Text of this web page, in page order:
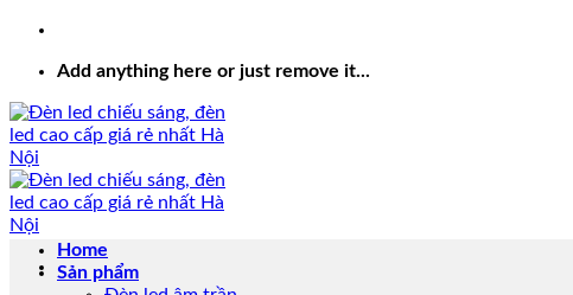
Add anything here or just remove it...
Home
Sản phẩm